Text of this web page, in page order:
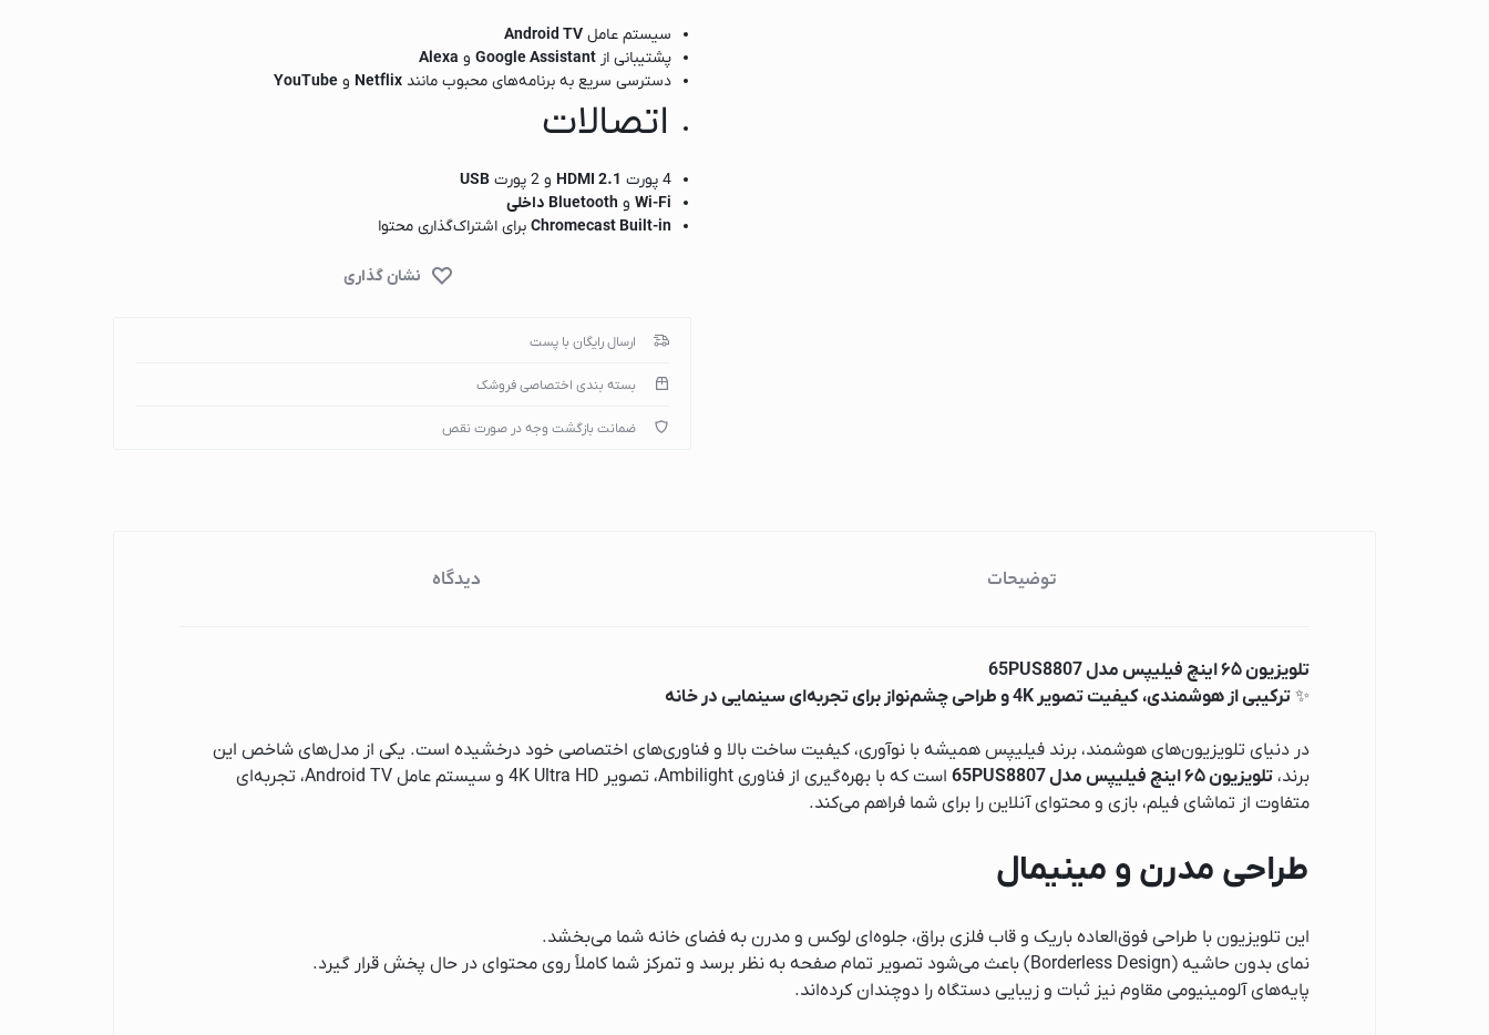
ماشین لباسشویی
ماشین لباسشویی ال جی
ماشین ظرفشویی
ماشین ظرفشویی سامسونگ
ماشین ظرفشویی بوش
ماشین ظرفشویی ال جی
قهوه ساز
قهوه ساز فیلیپس
قهوه ساز شیائومی
قهوه ساز بوش
جارو برقی
سیستم عاملAndroid TV
پشتیبانی ازGoogle Assistant و Alexa
دسترسی سریع به برنامه‌های محبوب مانندNetflix وYouTube
اتصالات
4 پورت HDMI 2.1 و 2 پورت
USB
Wi-Fi و Bluetooth داخلی
Chromecast Built-in برای اشتراک‌گذاری محتوا
ارسال رایگان با پست
بسته بندی اختصاصی فروشک
ضمانت بازگشت وجه در صورت نقص
توضیحات دیدگاه
تلویزیون ۶۵ اینچ فیلیپس مدل 65PUS8807
✨ ترکیبی از هوشمندی، کیفیت تصویر 4K و طراحی چشم‌نواز برای تجربه‌ای سینمایی در خانه
در دنیای تلویزیون‌های هوشمند، برند فیلیپس همیشه با نوآوری، کیفیت ساخت بالا و فناوری‌های اختصاصی خود درخشیده است. یکی از مدل‌های شاخص این
برند، تلویزیون ۶۵ اینچ فیلیپس مدل 65PUS8807
است که با بهره‌گیری از فناوری Ambilight، تصویر 4K Ultra HD و سیستم عامل Android TV، تجربه‌ای
متفاوت از تماشای فیلم، بازی و محتوای آنلاین را برای شما فراهم می‌کند.
طراحی مدرن و مینیمال
این تلویزیون با طراحی فوق‌العاده باریک و قاب فلزی براق، جلوه‌ای لوکس و مدرن به فضای خانه شما می‌بخشد.
نمای بدون حاشیه (Borderless Design) باعث می‌شود تصویر تمام صفحه به نظر برسد و تمرکز شما کاملاً روی محتوای در حال پخش قرار گیرد.
پایه‌های آلومینیومی مقاوم نیز ثبات و زیبایی دستگاه را دوچندان کرده‌اند.